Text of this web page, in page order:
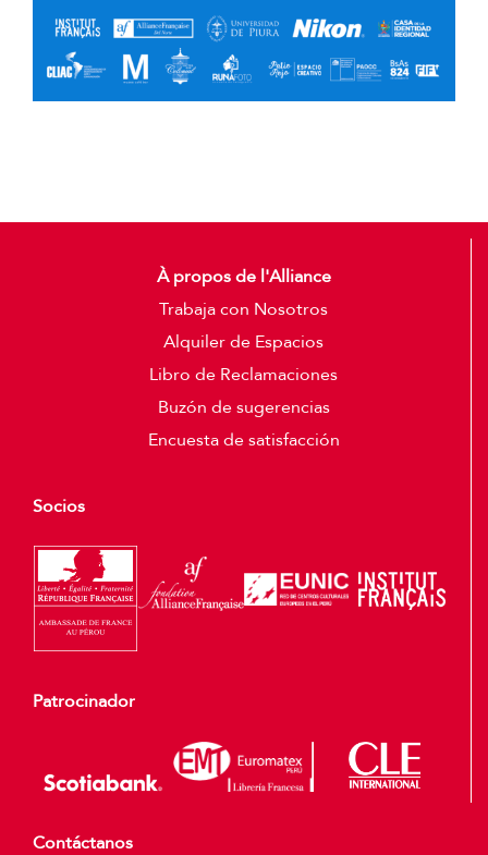
À propos de l'Alliance
Trabaja con Nosotros
Alquiler de Espacios
Libro de Reclamaciones
Buzón de sugerencias
Encuesta de satisfacción
Socios
Patrocinador
Contáctanos